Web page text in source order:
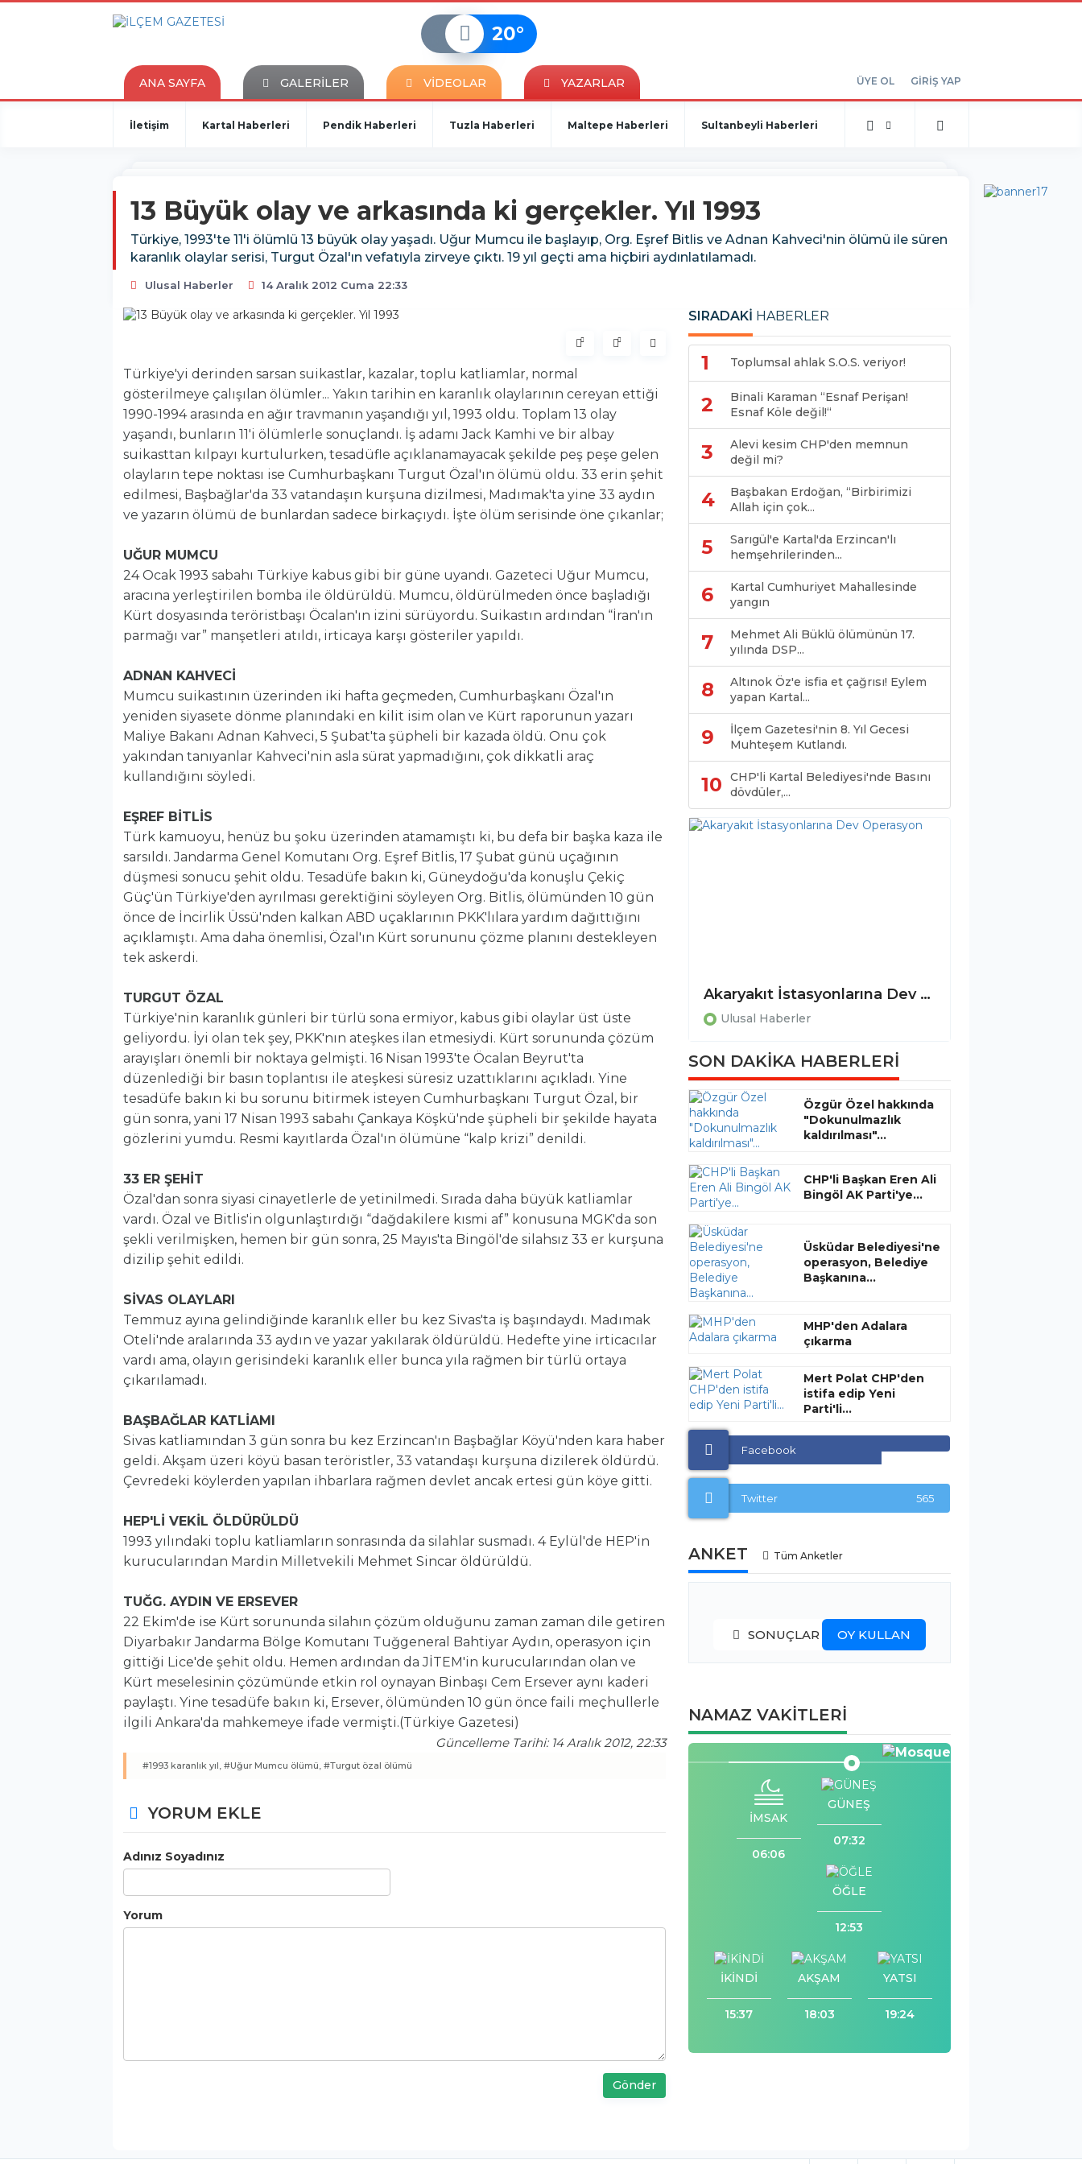
20°
ANA SAYFA GALERİLER VİDEOLAR YAZARLAR ÜYE OL GİRİŞ YAP
İletişim Kartal Haberleri Pendik Haberleri Tuzla Haberleri Maltepe Haberleri Sultanbeyli Haberleri
13 Büyük olay ve arkasında ki gerçekler. Yıl 1993
Türkiye, 1993'te 11'i ölümlü 13 büyük olay yaşadı. Uğur Mumcu ile başlayıp, Org. Eşref Bitlis ve Adnan Kahveci'nin ölümü ile süren
karanlık olaylar serisi, Turgut Özal'ın vefatıyla zirveye çıktı. 19 yıl geçti ama hiçbiri aydınlatılamadı.
Ulusal Haberler 14 Aralık 2012 Cuma 22:33
Türkiye'yi derinden sarsan suikastlar, kazalar, toplu katliamlar, normal
gösterilmeye çalışılan ölümler... Yakın tarihin en karanlık olaylarının cereyan ettiği
1990-1994 arasında en ağır travmanın yaşandığı yıl, 1993 oldu. Toplam 13 olay
yaşandı, bunların 11'i ölümlerle sonuçlandı. İş adamı Jack Kamhi ve bir albay
suikasttan kılpayı kurtulurken, tesadüfle açıklanamayacak şekilde peş peşe gelen
olayların tepe noktası ise Cumhurbaşkanı Turgut Özal'ın ölümü oldu. 33 erin şehit
edilmesi, Başbağlar'da 33 vatandaşın kurşuna dizilmesi, Madımak'ta yine 33 aydın
ve yazarın ölümü de bunlardan sadece birkaçıydı. İşte ölüm serisinde öne çıkanlar;
UĞUR MUMCU
24 Ocak 1993 sabahı Türkiye kabus gibi bir güne uyandı. Gazeteci Uğur Mumcu,
aracına yerleştirilen bomba ile öldürüldü. Mumcu, öldürülmeden önce başladığı
Kürt dosyasında teröristbaşı Öcalan'ın izini sürüyordu. Suikastın ardından “İran'ın
parmağı var” manşetleri atıldı, irticaya karşı gösteriler yapıldı.
ADNAN KAHVECİ
Mumcu suikastının üzerinden iki hafta geçmeden, Cumhurbaşkanı Özal'ın
yeniden siyasete dönme planındaki en kilit isim olan ve Kürt raporunun yazarı
Maliye Bakanı Adnan Kahveci, 5 Şubat'ta şüpheli bir kazada öldü. Onu çok
yakından tanıyanlar Kahveci'nin asla sürat yapmadığını, çok dikkatli araç
kullandığını söyledi.
EŞREF BİTLİS
Türk kamuoyu, henüz bu şoku üzerinden atamamıştı ki, bu defa bir başka kaza ile
sarsıldı. Jandarma Genel Komutanı Org. Eşref Bitlis, 17 Şubat günü uçağının
düşmesi sonucu şehit oldu. Tesadüfe bakın ki, Güneydoğu'da konuşlu Çekiç
Güç'ün Türkiye'den ayrılması gerektiğini söyleyen Org. Bitlis, ölümünden 10 gün
önce de İncirlik Üssü'nden kalkan ABD uçaklarının PKK'lılara yardım dağıttığını
açıklamıştı. Ama daha önemlisi, Özal'ın Kürt sorununu çözme planını destekleyen
tek askerdi.
TURGUT ÖZAL
Türkiye'nin karanlık günleri bir türlü sona ermiyor, kabus gibi olaylar üst üste
geliyordu. İyi olan tek şey, PKK'nın ateşkes ilan etmesiydi. Kürt sorununda çözüm
arayışları önemli bir noktaya gelmişti. 16 Nisan 1993'te Öcalan Beyrut'ta
düzenlediği bir basın toplantısı ile ateşkesi süresiz uzattıklarını açıkladı. Yine
tesadüfe bakın ki bu sorunu bitirmek isteyen Cumhurbaşkanı Turgut Özal, bir
gün sonra, yani 17 Nisan 1993 sabahı Çankaya Köşkü'nde şüpheli bir şekilde hayata
gözlerini yumdu. Resmi kayıtlarda Özal'ın ölümüne “kalp krizi” denildi.
33 ER ŞEHİT
Özal'dan sonra siyasi cinayetlerle de yetinilmedi. Sırada daha büyük katliamlar
vardı. Özal ve Bitlis'in olgunlaştırdığı “dağdakilere kısmi af” konusuna MGK'da son
şekli verilmişken, hemen bir gün sonra, 25 Mayıs'ta Bingöl'de silahsız 33 er kurşuna
dizilip şehit edildi.
SİVAS OLAYLARI
Temmuz ayına gelindiğinde karanlık eller bu kez Sivas'ta iş başındaydı. Madımak
Oteli'nde aralarında 33 aydın ve yazar yakılarak öldürüldü. Hedefte yine irticacılar
vardı ama, olayın gerisindeki karanlık eller bunca yıla rağmen bir türlü ortaya
çıkarılamadı.
BAŞBAĞLAR KATLİAMI
Sivas katliamından 3 gün sonra bu kez Erzincan'ın Başbağlar Köyü'nden kara haber
geldi. Akşam üzeri köyü basan teröristler, 33 vatandaşı kurşuna dizilerek öldürdü.
Çevredeki köylerden yapılan ihbarlara rağmen devlet ancak ertesi gün köye gitti.
HEP'Lİ VEKİL ÖLDÜRÜLDÜ
1993 yılındaki toplu katliamların sonrasında da silahlar susmadı. 4 Eylül'de HEP'in
kurucularından Mardin Milletvekili Mehmet Sincar öldürüldü.
TUĞG. AYDIN VE ERSEVER
22 Ekim'de ise Kürt sorununda silahın çözüm olduğunu zaman zaman dile getiren
Diyarbakır Jandarma Bölge Komutanı Tuğgeneral Bahtiyar Aydın, operasyon için
gittiği Lice'de şehit oldu. Hemen ardından da JİTEM'in kurucularından olan ve
Kürt meselesinin çözümünde etkin rol oynayan Binbaşı Cem Ersever aynı kaderi
paylaştı. Yine tesadüfe bakın ki, Ersever, ölümünden 10 gün önce faili meçhullerle
ilgili Ankara'da mahkemeye ifade vermişti.(Türkiye Gazetesi)
Güncelleme Tarihi: 14 Aralık 2012, 22:33
#1993 karanlık yıl, #Uğur Mumcu ölümü, #Turgut özal ölümü
YORUM EKLE
Adınız Soyadınız
Yorum
Gönder
SIRADAKİ HABERLER
1 Toplumsal ahlak S.O.S. veriyor!
2
Binali Karaman “Esnaf Perişan!
Esnaf Köle değil!“
3
Alevi kesim CHP'den memnun
değil mi?
4
Başbakan Erdoğan, “Birbirimizi
Allah için çok...
5
Sarıgül'e Kartal'da Erzincan'lı
hemşehrilerinden...
6
Kartal Cumhuriyet Mahallesinde
yangın
7
Mehmet Ali Büklü ölümünün 17.
yılında DSP...
8
Altınok Öz'e isfia et çağrısı! Eylem
yapan Kartal...
9
İlçem Gazetesi'nin 8. Yıl Gecesi
Muhteşem Kutlandı.
10
CHP'li Kartal Belediyesi'nde Basını
dövdüler,...
Akaryakıt İstasyonlarına Dev Operasyon
Ulusal Haberler
SON DAKİKA HABERLERİ
Özgür Özel hakkında
"Dokunulmazlık
kaldırılması"...
CHP'li Başkan Eren Ali
Bingöl AK Parti'ye...
Üsküdar Belediyesi'ne
operasyon, Belediye
Başkanına...
MHP'den Adalara
çıkarma
Mert Polat CHP'den
istifa edip Yeni
Parti'li...
Facebook
Twitter 565
ANKET Tüm Anketler
SONUÇLAR OY KULLAN
NAMAZ VAKİTLERİ
İMSAK
06:06
GÜNEŞ
07:32
ÖĞLE
12:53
İKİNDİ
15:37
AKŞAM
18:03
YATSI
19:24